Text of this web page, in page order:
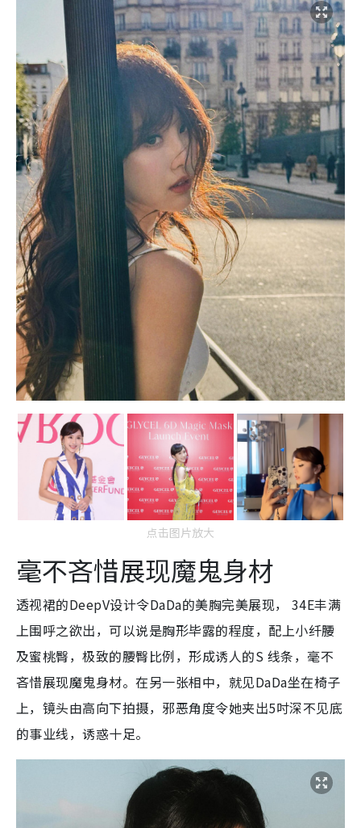
点击图片放大
毫不吝惜展现魔鬼身材
透视裙的DeepV设计令DaDa的美胸完美展现， 34E丰满
上围呼之欲出，可以说是胸形毕露的程度，配上小纤腰
及蜜桃臀，极致的腰臀比例，形成诱人的S 线条，毫不
吝惜展现魔鬼身材。在另一张相中，就见DaDa坐在椅子
上，镜头由高向下拍摄，邪恶角度令她夹出5吋深不见底
的事业线，诱惑十足。